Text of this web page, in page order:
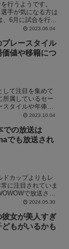
行うようです。
手が気になる方は
、6月に試合を行う
2023.06.04
レースタイル
値や移籍につ
して注目を集めて
所属しているセー
スタイルや年俸、
いでしょう...2023.10.04
での放送は
でも放送され
ドカップよりもレ
に注目されていま
で放送され
2024.05.30
女が美人すぎ
もがいるかも